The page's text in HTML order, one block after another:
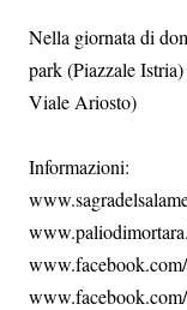
Nella giornata di
park (Piazzale
Viale Ariosto)
Informazioni: